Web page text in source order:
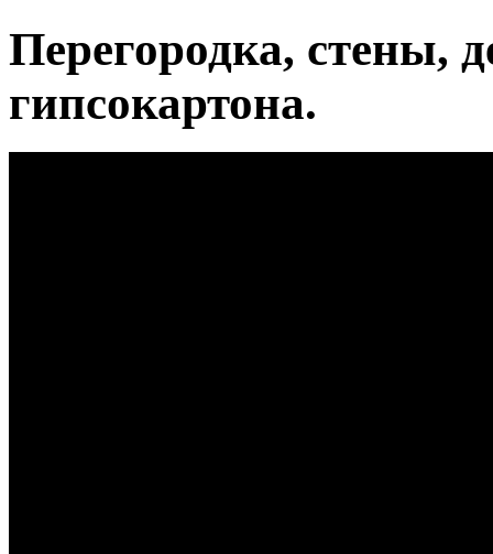
Перегородка, стены,
гипсокартона.